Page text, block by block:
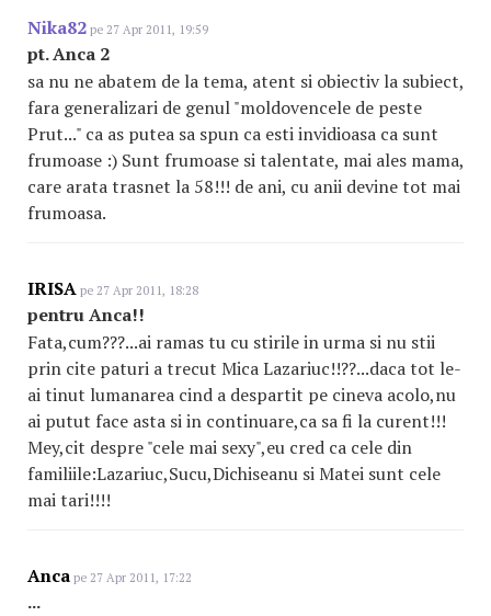
Nika82 pe 27 Apr 2011, 19:59
pt. Anca 2
sa nu ne abatem de la tema, atent si obiectiv la subiect,
fara generalizari de genul "moldovencele de peste
Prut..." ca as putea sa spun ca esti invidioasa ca sunt
frumoase :) Sunt frumoase si talentate, mai ales mama,
care arata trasnet la 58!!! de ani, cu anii devine tot mai
frumoasa.
IRISA pe 27 Apr 2011, 18:28
pentru Anca!!
Fata,cum???...ai ramas tu cu stirile in urma si nu stii
prin cite paturi a trecut Mica Lazariuc!!??...daca tot le-
ai tinut lumanarea cind a despartit pe cineva acolo,nu
ai putut face asta si in continuare,ca sa fi la curent!!!
Mey,cit despre "cele mai sexy",eu cred ca cele din
familiile:Lazariuc,Sucu,Dichiseanu si Matei sunt cele
mai tari!!!!
Anca pe 27 Apr 2011, 17:22
...